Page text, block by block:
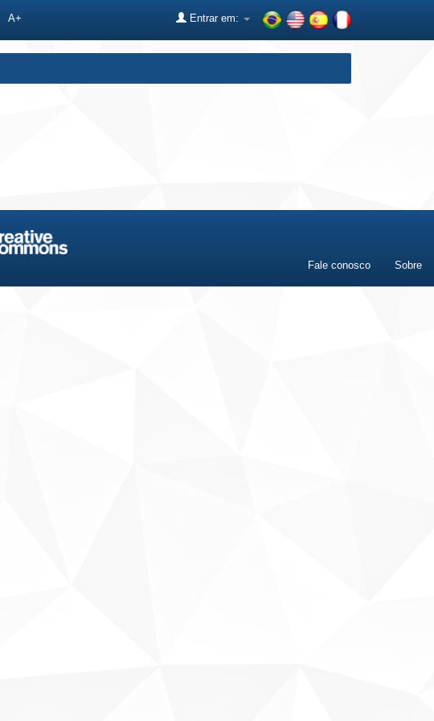
A+ Entrar em:
Fale conosco Sobre